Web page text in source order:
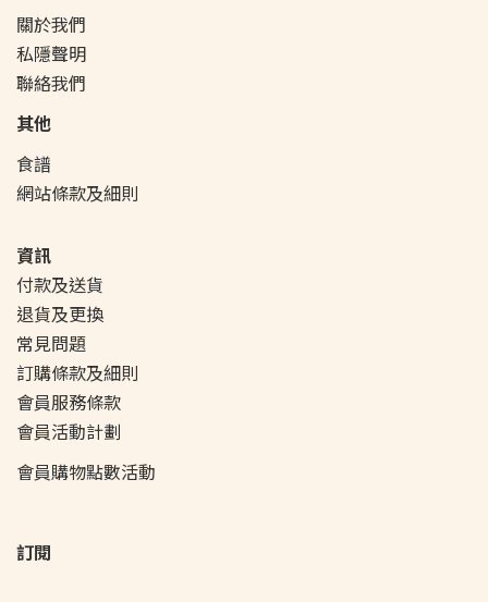
關於我們
私隱聲明
聯絡我們
其他
食譜
網站條款及細則
資訊
付款及送貨
退貨及更換
常見問題
訂購條款及細則
會員服務條款
會員活動計劃
會員購物點數活動
訂閱